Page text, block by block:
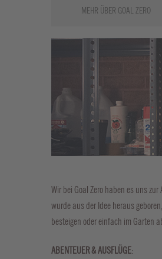
MEHR ÜBER GOAL ZERO
Wir bei Goal Zero haben es uns
wurde aus der Idee heraus
besteigen oder einfach im Garten
ABENTEUER & AUSFLÜGE: